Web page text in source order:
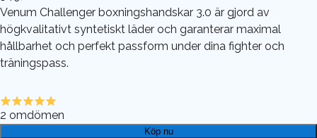
Venum Challenger boxningshandskar 3.0 är gjord av
högkvalitativt syntetiskt läder och garanterar maximal
hållbarhet och perfekt passform under dina fighter och
träningspass.
2 omdömen
Köp nu